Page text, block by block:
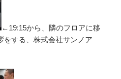
←19:15から、隣のフロアに移
をする、株式会社サンノア